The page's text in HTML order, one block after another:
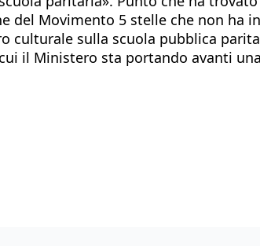
Movimento 5 stelle che non ha
sulla scuola pubblica
il Ministero sta portando avanti